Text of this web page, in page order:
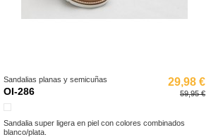
Sandalias planas y semicuñas
OI-286
Blanco
29,98 €
59,95 €
Sandalia super ligera en piel con colores combinados
blanco/plata.